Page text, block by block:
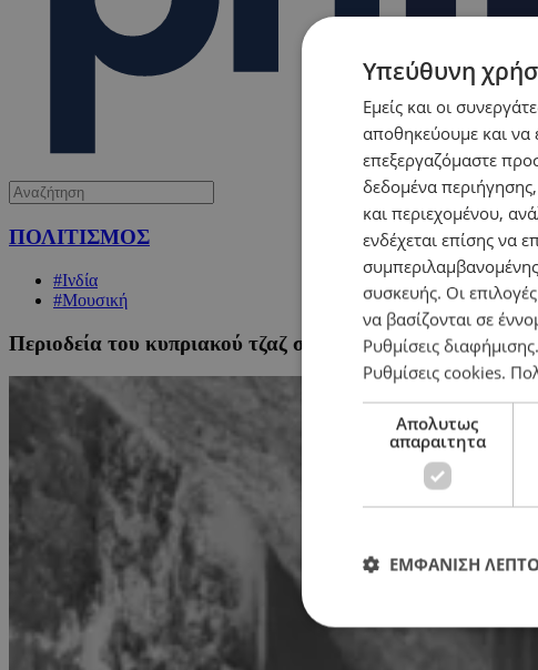
ΠΟΛΙΤΙΣΜΟΣ
#Ινδία
#Μουσική
Περιοδεία του κυπριακού τζαζ συγκροτήματος MOCA
Υπεύθυνη
Εμείς και οι
αποθηκεύουμε και
επεξεργαζόμαστε
δεδομένα
και περιεχομένου,
ενδέχεται επίσης να
συσκευής. Οι
να βασίζονται σε
Ρυθμίσεις διαφήμισης
Ρυθμίσεις cookies.
Απολυτως
απαραιτητα
ΕΜΦΑΝΙΣΗ